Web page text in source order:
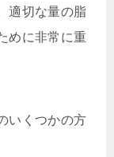
適切な量の脂
めに非常に重
いくつかの方